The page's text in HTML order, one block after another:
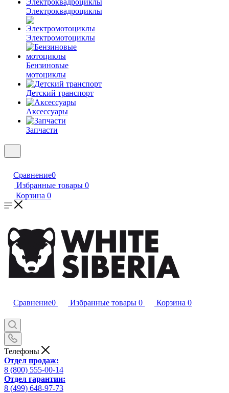
Электроквадроциклы
Электромотоциклы
Бензиновые
мотоциклы
Детский транспорт
Аксессуары
Запчасти
Сравнение0
Избранные товары 0
Корзина 0
Сравнение0 Избранные товары 0 Корзина 0
Телефоны
Отдел продаж:
8 (800) 555-00-14
Отдел гарантии:
8 (499) 648-97-73